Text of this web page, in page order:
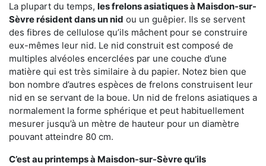
La plupart du temps, les frelons asiatiques à Maisdon-sur-
Sèvre résident dans un nid ou un guêpier. Ils se servent
des fibres de cellulose qu’ils mâchent pour se construire
eux-mêmes leur nid. Le nid construit est composé de
multiples alvéoles encerclées par une couche d’une
matière qui est très similaire à du papier. Notez bien que
bon nombre d’autres espèces de frelons construisent leur
nid en se servant de la boue. Un nid de frelons asiatiques a
normalement la forme sphérique et peut habituellement
mesurer jusqu’à un mètre de hauteur pour un diamètre
pouvant atteindre 80 cm.
C’est au printemps à Maisdon-sur-Sèvre qu’ils